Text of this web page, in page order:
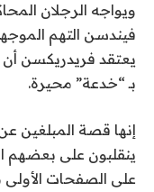
ويواجه الرجلان
فيندسن التهم
يعتقد فريدريكسن
بـ “خدعة” محيرة.
إنها قصة المبلغين
ينقلبون على بعضهم
على الصفحات